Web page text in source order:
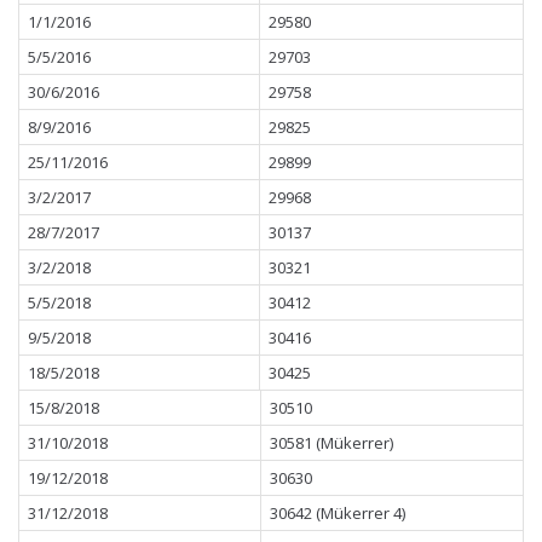
1/1/2016
29580
5/5/2016
29703
30/6/2016
29758
8/9/2016
29825
25/11/2016
29899
3/2/2017
29968
28/7/2017
30137
3/2/2018
30321
5/5/2018
30412
9/5/2018
30416
18/5/2018
30425
15/8/2018
30510
31/10/2018
30581 (Mükerrer)
19/12/2018
30630
31/12/2018
30642 (Mükerrer 4)